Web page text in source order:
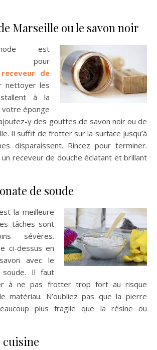
Marseille ou le savon noir
est
pour
receveur de
nettoyer les
à la
votre éponge
y des gouttes de savon noir ou de
Il suffit de frotter sur la surface jusqu’à
disparaissent. Rincez pour terminer.
receveur de douche éclatant et brillant
de soude
la meilleure
tâches sont
sévères.
ci-dessus en
avec le
soude. Il faut
à ne pas frotter trop fort au risque
matériau. N’oubliez pas que la pierre
plus fragile que la résine ou
cuisine